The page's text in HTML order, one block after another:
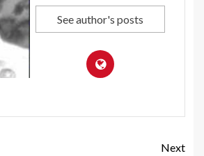
See author's posts
Next